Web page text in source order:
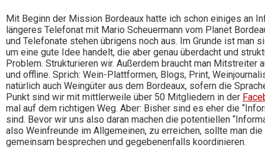
Mit Beginn der Mission Bordeaux hatte ich schon einiges an
längeres Telefonat mit Mario Scheuermann vom Planet
und Telefonate stehen übrigens noch aus. Im Grunde ist man
um eine gute Idee handelt, die aber genau überdacht und
Problem. Strukturieren wir. Außerdem braucht man Mitstreiter
und offline. Sprich: Wein-Plattformen, Blogs, Print,
natürlich auch Weingüter aus dem Bordeaux, sofern die
Punkt sind wir mit mittlerweile über 50 Mitgliedern in der
mal auf dem richtigen Weg. Aber: Bisher sind es eher die
sind. Bevor wir uns also daran machen die potentiellen
also Weinfreunde im Allgemeinen, zu erreichen, sollte man
gemeinsam besprechen und gegebenenfalls koordinieren.